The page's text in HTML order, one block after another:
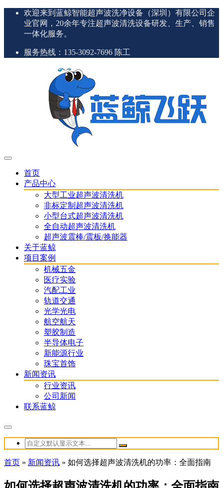
欢迎来到蓝鲸智能超声波洗净设备（深圳）有限公司企
业官网，20余年专注超声波清洗设备研发、生产、销售
一体化服务。
服务热线：135-3092-7696 陈工
首页
产品中心
大型工业超声波清洗机
非标定制超声波清洗机
小型台式超声波清洗机
全自动超声波清洗机
超声波震棒/震板/换能器
关于蓝鲸
项目案例
机械五金
医疗实验
汽配工业
轨道交通
光学光电
航空航天
塑胶制造
半导体电子
新能源行业
珠宝首饰
新闻资讯
行业资讯
公司新闻
联系蓝鲸
首页 » 新闻资讯 » 如何选择超声波清洗机的功率：全面指南